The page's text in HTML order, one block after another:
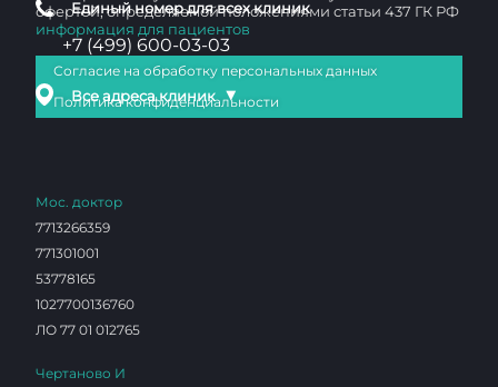
Единый номер для всех клиник
+7 (499) 600-03-03
Все адреса клиник ▼
офертой, определяемой положениями статьи 437 ГК РФ
информация для пациентов
Согласие на обработку персональных данных
Политика конфиденциальности
Мос. доктор
7713266359
771301001
53778165
1027700136760
ЛО 77 01 012765
Чертаново И